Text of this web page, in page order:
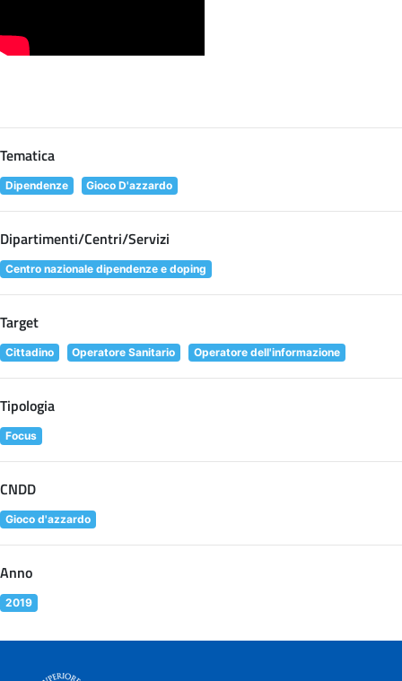
Tematica
Dipendenze Gioco D'azzardo
Dipartimenti/Centri/Servizi
Centro nazionale dipendenze e doping
Target
Cittadino Operatore Sanitario Operatore dell'informazione
Tipologia
Focus
CNDD
Gioco d'azzardo
Anno
2019